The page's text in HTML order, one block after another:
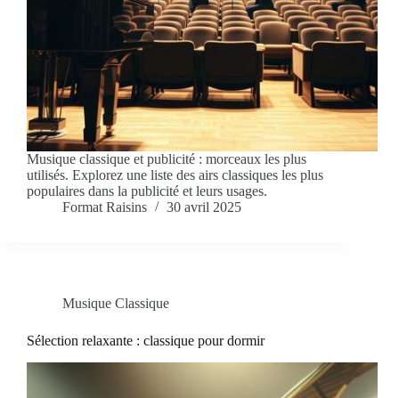
Musique classique et publicité : morceaux les plus
utilisés. Explorez une liste des airs classiques les plus
populaires dans la publicité et leurs usages.
Format Raisins
30 avril 2025
Musique Classique
Sélection relaxante : classique pour dormir